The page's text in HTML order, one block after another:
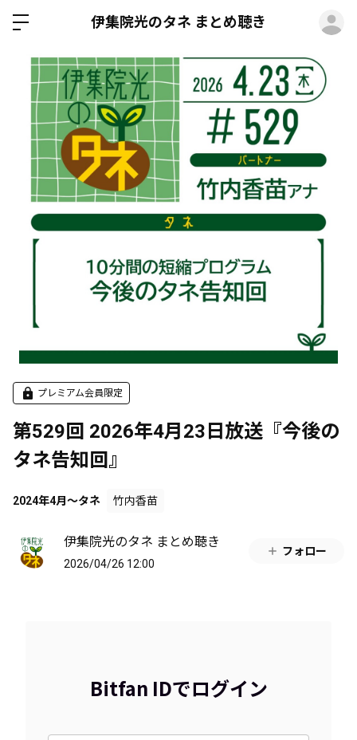
伊集院光のタネ まとめ聴き
プレミアム会員限定
第529回 2026年4月23日放送『今後の
タネ告知回』
2024年4月～タネ 竹内香苗
伊集院光のタネ まとめ聴き
2026/04/26 12:00
フォロー
Bitfan IDでログイン